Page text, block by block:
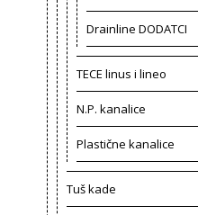
Drainline DODATCI
TECE linus i lineo
N.P. kanalice
Plastične kanalice
Tuš kade